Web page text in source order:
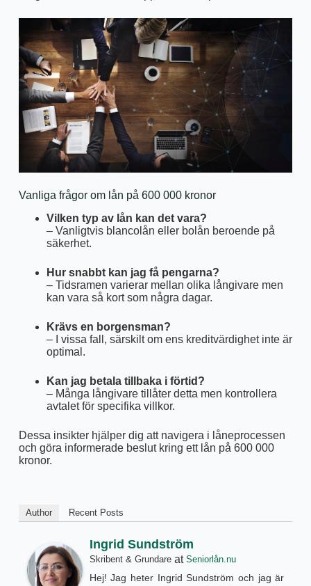
Vanliga frågor om lån på 600 000 kronor
Vilken typ av lån kan det vara?
– Vanligtvis blancolån eller bolån beroende på
säkerhet.
Hur snabbt kan jag få pengarna?
– Tidsramen varierar mellan olika långivare men
kan vara så kort som några dagar.
Krävs en borgensman?
– I vissa fall, särskilt om ens kreditvärdighet inte är
optimal.
Kan jag betala tillbaka i förtid?
– Många långivare tillåter detta men kontrollera
avtalet för specifika villkor.
Dessa insikter hjälper dig att navigera i låneprocessen
och göra informerade beslut kring ett lån på 600 000
kronor.
Author Recent Posts
Ingrid Sundström
Skribent & Grundareat Seniorlån.nu
Hej! Jag heter Ingrid Sundström och jag är